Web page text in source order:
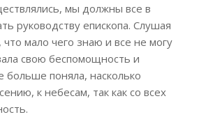
мы должны все в
руководству епископа. Слушая
мало чего знаю и все не могу
свою беспомощность и
поняла, насколько
к небесам, так как со всех